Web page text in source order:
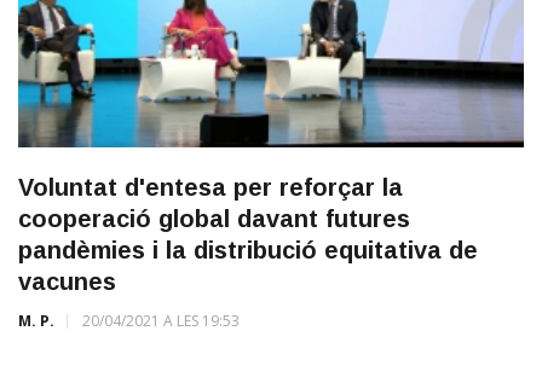
Voluntat d'entesa per reforçar la
cooperació global davant futures
pandèmies i la distribució equitativa de
vacunes
M. P. 20/04/2021 A LES 19:53